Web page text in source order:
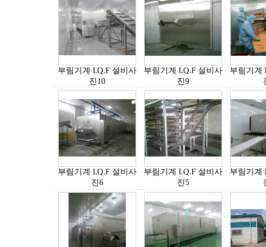
부림기계 I.Q.F 설비사
진10
부림기계 I.Q.F 설비사
진9
부림기계
부림기계 I.Q.F 설비사
진6
부림기계 I.Q.F 설비사
진5
부림기계